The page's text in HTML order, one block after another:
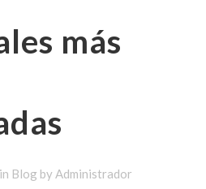
más
in Blog by Administrador